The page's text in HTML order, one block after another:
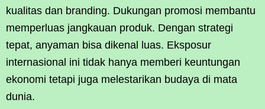
kualitas dan branding. Dukungan promosi membantu
memperluas jangkauan produk. Dengan strategi
tepat, anyaman bisa dikenal luas. Eksposur
internasional ini tidak hanya memberi keuntungan
ekonomi tetapi juga melestarikan budaya di mata
dunia.